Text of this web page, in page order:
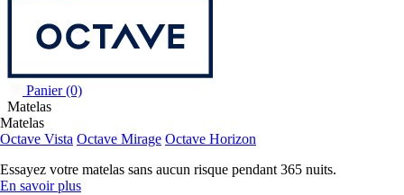
Panier (0)
Matelas
Matelas
Octave Vista Octave Mirage Octave Horizon
Essayez votre matelas sans aucun risque pendant 365 nuits.
En savoir plus